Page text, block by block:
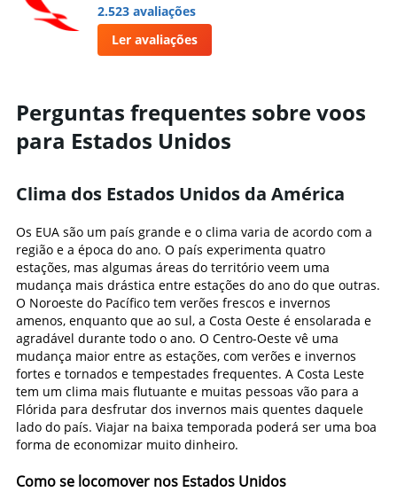
2.523 avaliações
Ler avaliações
Perguntas frequentes sobre voos
para Estados Unidos
Clima dos Estados Unidos da América
Os EUA são um país grande e o clima varia de acordo com a
região e a época do ano. O país experimenta quatro
estações, mas algumas áreas do território veem uma
mudança mais drástica entre estações do ano do que outras.
O Noroeste do Pacífico tem verões frescos e invernos
amenos, enquanto que ao sul, a Costa Oeste é ensolarada e
agradável durante todo o ano. O Centro-Oeste vê uma
mudança maior entre as estações, com verões e invernos
fortes e tornados e tempestades frequentes. A Costa Leste
tem um clima mais flutuante e muitas pessoas vão para a
Flórida para desfrutar dos invernos mais quentes daquele
lado do país. Viajar na baixa temporada poderá ser uma boa
forma de economizar muito dinheiro.
Como se locomover nos Estados Unidos